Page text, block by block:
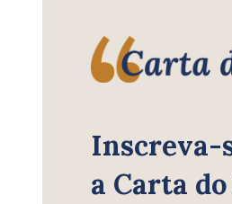
Inscreva-
a Carta